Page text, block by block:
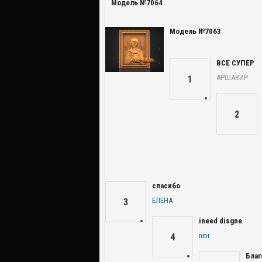
Модель №7064
Модель №7063
1
ВСЕ СУПЕР
АРШАВИР
2
3
спасибо
ЕЛЕНА
4
ineed disgne
nmr